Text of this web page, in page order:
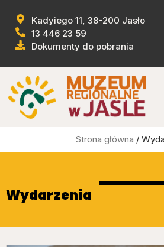
Kadyiego 11, 38-200 Jasło
13 446 23 59
Dokumenty do pobrania
Strona główna /
Wydarzenia